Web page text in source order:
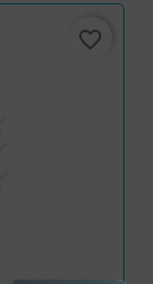
favorite_border